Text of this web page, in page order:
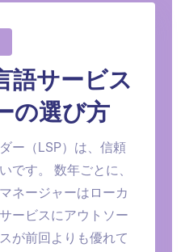
語サービス
の選び方
ー（LSP）は、信頼
です。 数年ごとに、
ネージャーはローカ
ービスにアウトソー
が前回よりも優れて